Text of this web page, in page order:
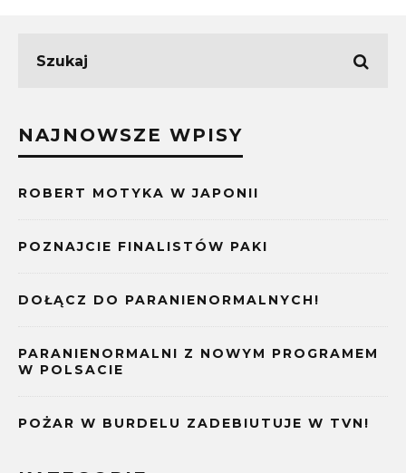
NAJNOWSZE WPISY
ROBERT MOTYKA W JAPONII
POZNAJCIE FINALISTÓW PAKI
DOŁĄCZ DO PARANIENORMALNYCH!
PARANIENORMALNI Z NOWYM PROGRAMEM
W POLSACIE
POŻAR W BURDELU ZADEBIUTUJE W TVN!